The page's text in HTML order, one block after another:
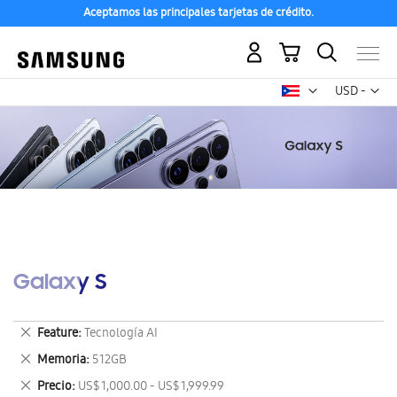
Aceptamos las principales tarjetas de crédito.
USD -
dólar
Mi carrito
Galaxy S
Feature Tecnología AI
Eliminar
este
artículo
Memoria 512GB
Eliminar
este
Precio US$ 1,000.00 - US$ 1,999.99
Eliminar